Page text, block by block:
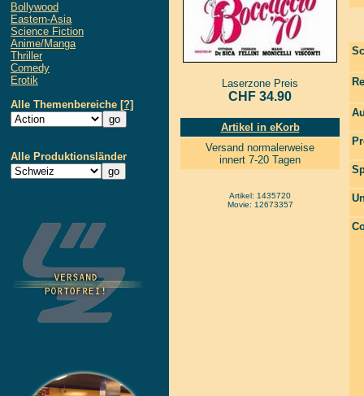
Bollywood
Eastern-Asia
Science Fiction
Anime/Manga
Thriller
Comedy
Erotik
Alle Themenbereiche [?]
Alle Produktionsländer
Laserzone Preis
CHF 34.90
Artikel in eKorb
Versand normalerweise
innert 7-20 Tagen
Artikel: 1435720
Movie: 12673357